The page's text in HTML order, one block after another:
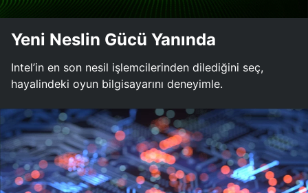
Yeni Neslin Gücü Yanında
Intel’in en son nesil işlemcilerinden dilediğini seç,
hayalindeki oyun bilgisayarını deneyimle.